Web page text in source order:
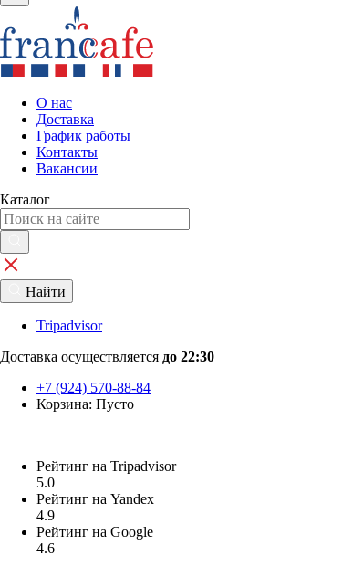
О нас
Доставка
График работы
Контакты
Вакансии
Каталог
Найти
Tripadvisor
Доставка осуществляется до 22:30
+7 (924) 570-88-84
Корзина: Пусто
Рейтинг на Tripadvisor
5.0
Рейтинг на Yandex
4.9
Рейтинг на Google
4.6